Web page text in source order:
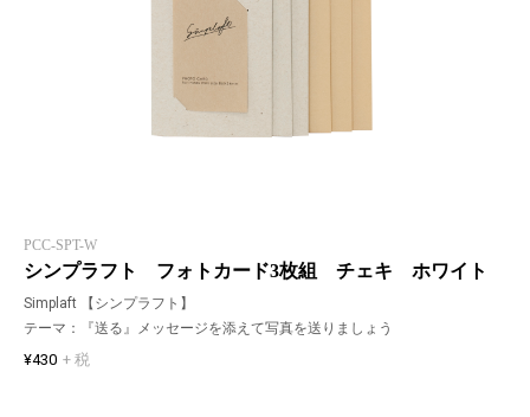
PCC-SPT-W
シンプラフト フォトカード3枚組 チェキ ホワイト
Simplaft 【シンプラフト】
テーマ：『送る』メッセージを添えて写真を送りましょう
¥430 + 税